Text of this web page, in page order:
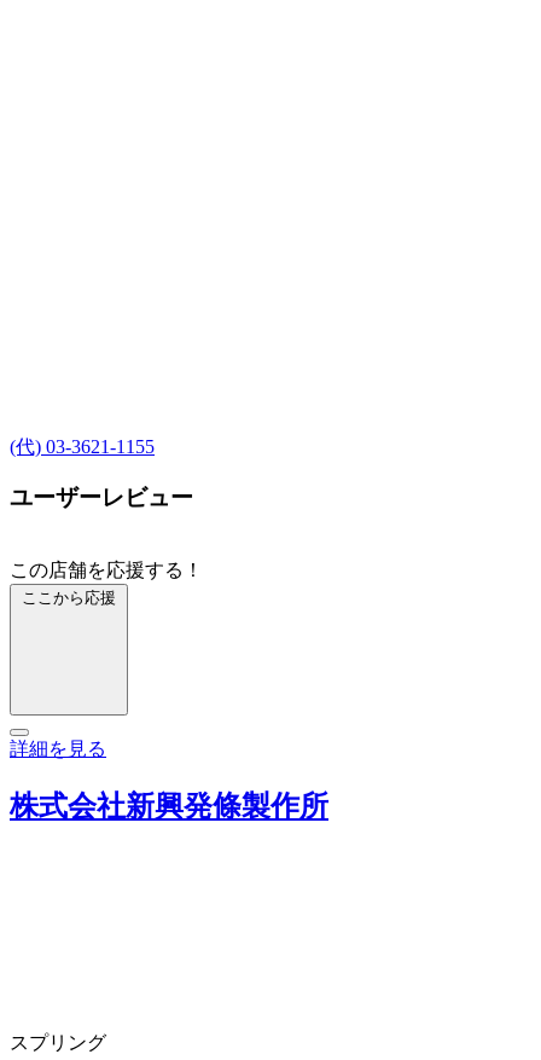
(代) 03-3621-1155
ユーザーレビュー
この店舗を応援する！
ここから応援
詳細を見る
株式会社新興発條製作所
スプリング